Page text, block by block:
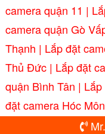
camera quận 11 |
camera quận Gò
Thạnh | Lắp đặt
Thủ Đức| Lắp đặt
quận Bình Tân |
đặt camera Hóc Môn
đặt camera Bình